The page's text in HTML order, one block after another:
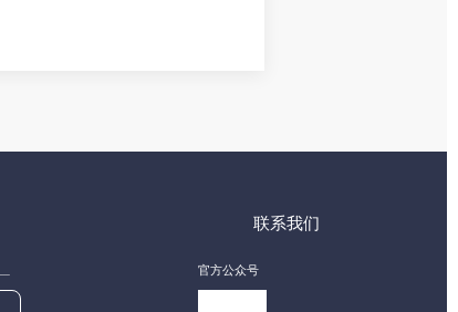
联系我们
官方公众号